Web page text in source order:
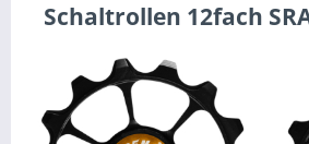
Schaltrollen 12fach